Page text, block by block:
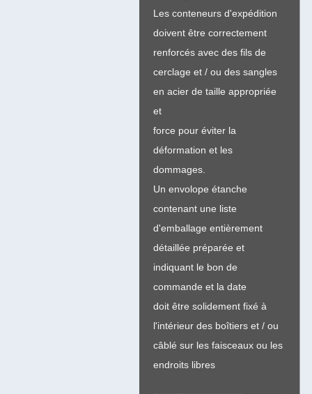
Les conteneurs d'expédition
doivent être correctement
renforcés avec des fils de
cerclage et / ou des sangles
en acier de taille appropriée
et
force pour éviter la
déformation et les
dommages.
Un envolope étanche
contenant une liste
d'emballage entièrement
détaillée préparée et
indiquant le bon de
commande et la date
doit être solidement fixé à
l'intérieur des boîtiers et / ou
câblé sur les faisceaux ou les
endroits libres